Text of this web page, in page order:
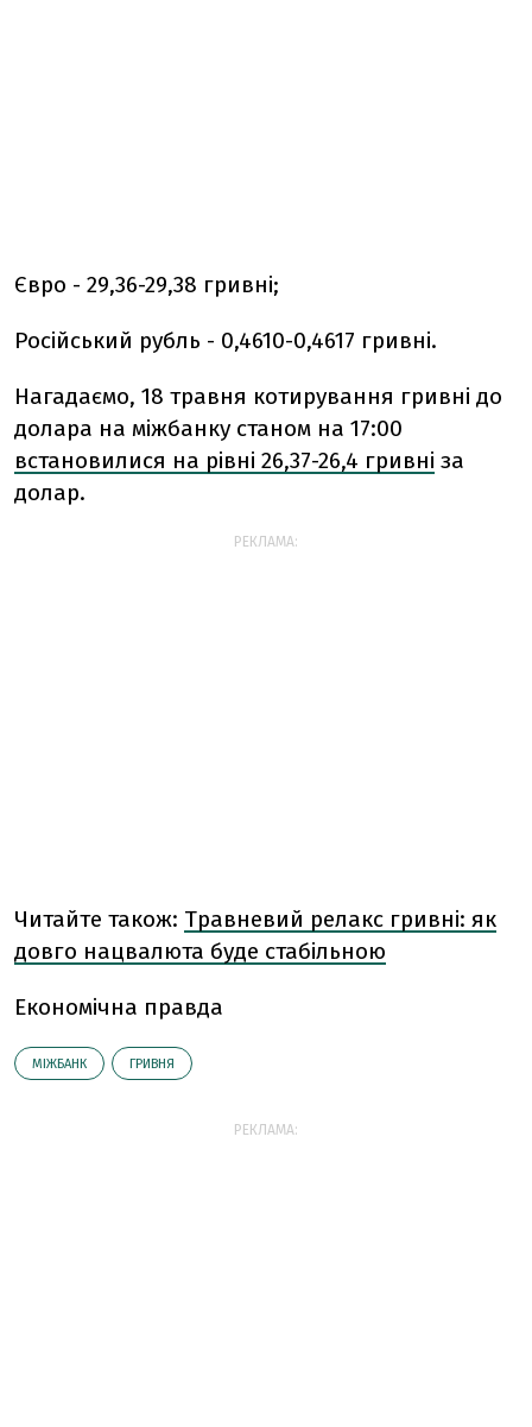
Євро - 29,36-29,38 гривні;
Російський рубль - 0,4610-0,4617 гривні.
Нагадаємо, 18 травня котирування гривні до
долара на міжбанку станом на 17:00
встановилися на рівні 26,37-26,4 гривні за
долар.
РЕКЛАМА:
Читайте також: Травневий релакс гривні: як
довго нацвалюта буде стабільною
Економічна правда
МІЖБАНК ГРИВНЯ
РЕКЛАМА: